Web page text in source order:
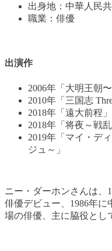
出身地：中華人民
職業：俳優
出演作
2006年「大明王朝
2010年「三国志
2018年「遠大前程」
2018年「将夜～戦
2019年「マイ・デ
ジュ～」
ニー・ダーホンさんは、
俳優デビュー、1986年に
場の俳優、主に脇役とし